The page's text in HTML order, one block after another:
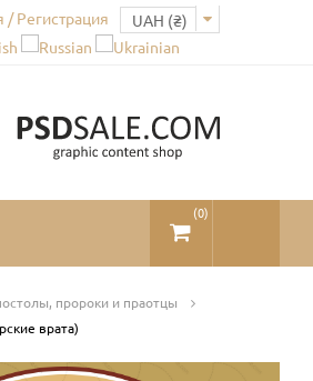
/ Регистрация
(0)
пророки и праотцы
врата)